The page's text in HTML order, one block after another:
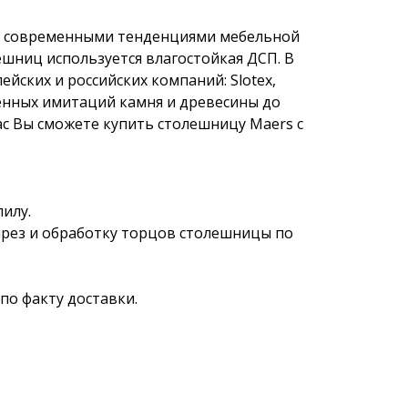
современными тенденциями мебельной
используется влагостойкая ДСП. В
и российских компаний: Slotex,
имитаций камня и древесины до
Вы сможете купить столешницу Maers с
и обработку торцов столешницы по
факту доставки.